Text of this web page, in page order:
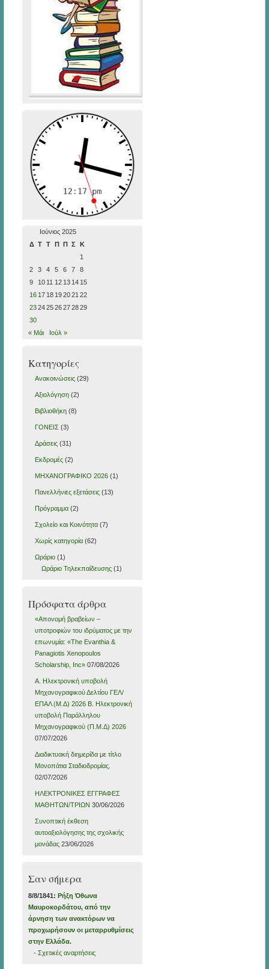
Ιούνιος 2025
Δ Τ Τ Π Π Σ
Κ
1
2
3 4 5 6 7
8
9
1011 12131415
16171819202122
23242526272829
30
« Μάι
Ιούλ »
Kατηγορίες
Ανακοινώσεις(29)
Αξιολόγηση(2)
Βιβλιοθήκη(8)
ΓΟΝΕΙΣ (3)
Δράσεις(31)
Εκδρομές(2)
ΜΗΧΑΝΟΓΡΑΦΙΚΟ 2026(1)
Πανελλήνιες εξετάσεις(13)
Πρόγραμμα(2)
Σχολείο και Κοινότητα(7)
Χωρίς κατηγορία(62)
Ωράριο(1)
Ωράριο Τηλεκπαίδευσης(1)
Πρόσφατα άρθρα
«Απονομή βραβείων –
υποτροφιών του ιδρύματος με την
επωνυμία: «The Evanthia &
Panagiotis Xenopoulos
Scholarship, Inc» 07/08/2026
Α. Ηλεκτρονική υποβολή
Μηχανογραφικού Δελτίου ΓΕΛ/
ΕΠΑΛ (Μ.Δ) 2026 Β. Ηλεκτρονική
υποβολή Παράλληλου
Μηχανογραφικού (Π.Μ.Δ) 2026
07/07/2026
Διαδικτυακή διημερίδα με τίτλο
Μονοπάτια Σταδιοδρομίας.
02/07/2026
ΗΛΕΚΤΡΟΝΙΚΕΣ ΕΓΓΡΑΦΕΣ
ΜΑΘΗΤΩΝ/ΤΡΙΩΝ 30/06/2026
Συνοπτική έκθεση
αυτοαξιολόγησης της σχολικής
μονάδας 23/06/2026
Σαν σήμερα
8/8/1841: Ρήξη Όθωνα 
Μαυροκορδάτου, από την
άρνηση των ανακτόρων να
προχωρήσουν οι μεταρρυθμίσεις
στην Ελλάδα.
- Σχετικές αναρτήσεις